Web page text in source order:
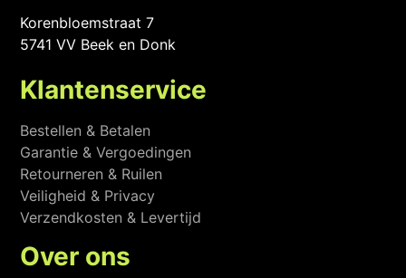
Korenbloemstraat 7
5741 VV Beek en Donk
Klantenservice
Bestellen & Betalen
Garantie & Vergoedingen
Retourneren & Ruilen
Veiligheid & Privacy
Verzendkosten & Levertijd
Over ons